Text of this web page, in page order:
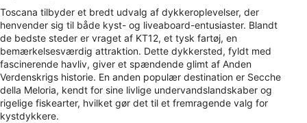
Toscana tilbyder et bredt udvalg af dykkeroplevelser, der
henvender sig til både kyst- og liveaboard-entusiaster. Blandt
de bedste steder er vraget af KT12, et tysk fartøj, en
bemærkelsesværdig attraktion. Dette dykkersted, fyldt med
fascinerende havliv, giver et spændende glimt af Anden
Verdenskrigs historie. En anden populær destination er Secche
della Meloria, kendt for sine livlige undervandslandskaber og
rigelige fiskearter, hvilket gør det til et fremragende valg for
kystdykkere.